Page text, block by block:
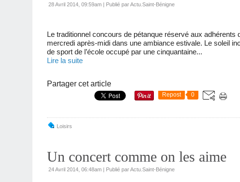
28 Avril 2014, 09:59am | Publié par Actu.Saint-Bénigne
Le traditionnel concours de pétanque réservé aux adhérents
mercredi après-midi dans une ambiance estivale. Le soleil
de sport de l’école occupé par une cinquantaine...
Lire la suite
Partager cet article
Repost 0
Loisirs
Un concert comme on les aime
24 Avril 2014, 06:48am | Publié par Actu.Saint-Bénigne